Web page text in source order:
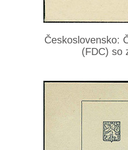
Československo:
(FDC) so